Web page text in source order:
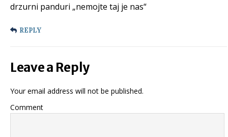
drzurni panduri „nemojte taj je nas“
REPLY
Leave a Reply
Your email address will not be published.
Comment